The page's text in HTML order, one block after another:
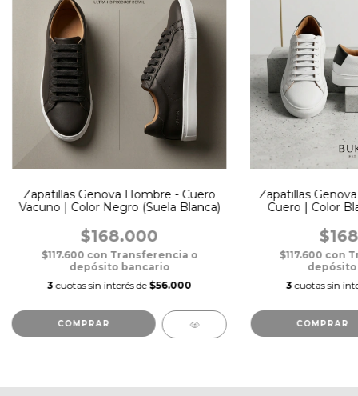
Zapatillas Genova Hombre - Cuero
Vacuno | Color Negro (Suela Blanca)
$168.000
$117.600 con Transferencia o
depósito bancario
3 cuotas sin interés de $56.000
COMPRAR
Zapatillas
Cuero | Color
$117.600 con
3 cuotas sin
COMPRAR